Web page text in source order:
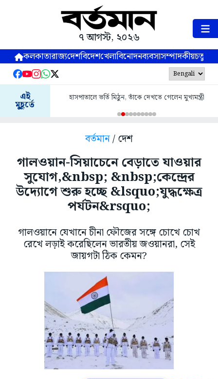
৭ আগস্ট, ২০২৬
কলকাতারাজ্যদেশবিদেশখেলাবিনোদনব্যবসাসম্পাদকীয়
এই
মুহূর্তে
হাসপাতালে ভর্তি মিঠুন, তাঁকে দেখতে গেলেন মুখ্যমন্ত্রী
বর্তমান/ দেশ
গালওয়ান-সিয়াচেনে বেড়াতে যাওয়ার
সুযোগ,&nbsp; &nbsp;কেন্দ্রের
উদ্যোগে শুরু হচ্ছে &lsquo;যুদ্ধক্ষেত্র
পর্যটন&rsquo;
গালওয়ানে যেখানে চীনা ফৌজের সঙ্গে চোখে চোখ
রেখে লড়াই করেছিলেন ভারতীয় জওয়ানরা, সেই
জায়গটা ঠিক কেমন?